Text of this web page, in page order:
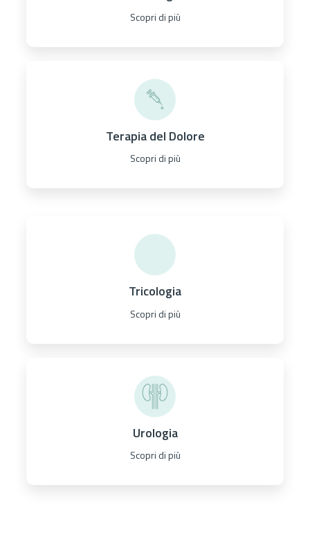
Scopri di più
Terapia del Dolore
Scopri di più
Tricologia
Scopri di più
Urologia
Scopri di più